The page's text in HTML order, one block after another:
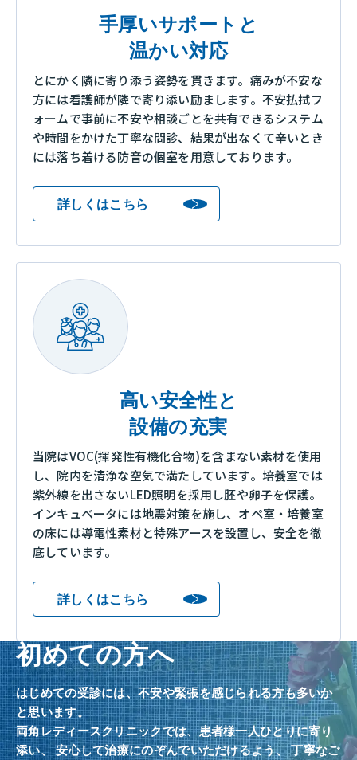
手厚いサポートと
温かい対応
とにかく隣に寄り添う姿勢を貫きます。痛みが不安な
方には看護師が隣で寄り添い励まします。不安払拭フ
ォームで事前に不安や相談ごとを共有できるシステム
や時間をかけた丁寧な問診、結果が出なくて辛いとき
には落ち着ける防音の個室を用意しております。
詳しくはこちら
高い安全性と
設備の充実
当院はVOC(揮発性有機化合物)を含まない素材を使用
し、院内を清浄な空気で満たしています。培養室では
紫外線を出さないLED照明を採用し胚や卵子を保護。
インキュベータには地震対策を施し、オペ室・培養室
の床には導電性素材と特殊アースを設置し、安全を徹
底しています。
詳しくはこちら
初めての方へ
はじめての受診には、不安や緊張を感じられる方も多いか
と思います。
両角レディースクリニックでは、患者様一人ひとりに寄り
添い、安心して治療にのぞんでいただけるよう、丁寧なご